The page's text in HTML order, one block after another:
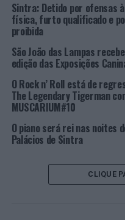
Esta distinção permitiu a
Nacional de Autarquias
Informais”, dando
saúde do município cujo
qualidade de vida da
população sénior e os
O Dia Mundial do
novembro e foi
homenagem a todas as
Sintra: Detido por ofensas
física, furto qualificado e
proibida
São João das Lampas
edição das Exposições
O Rock n’ Roll está de
The Legendary Tigerman
MUSCARIUM#10
O piano será rei nas noites
Palácios de Sintra
CLIQUE